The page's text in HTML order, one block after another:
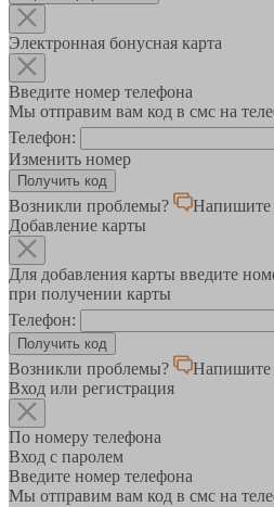
Электронная бонусная карта
Введите номер телефона
Мы отправим вам код в смс на
Телефон:
Изменить номер
Возникли проблемы?
Напишите
Добавление карты
Для добавления карты введите
при получении карты
Телефон:
Возникли проблемы?
Напишите
Вход или регистрация
По номеру телефона
Вход с паролем
Введите номер телефона
Мы отправим вам код в смс на